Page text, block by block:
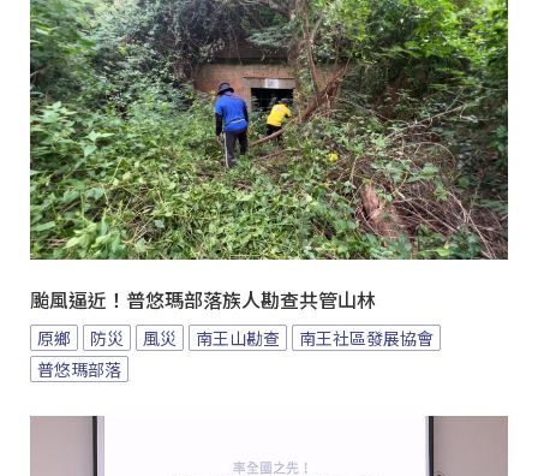
颱風逼近！普悠瑪部落族人勘查共管山林
原鄉 防災 風災 南王山勘查
南王社區發展協會
普悠瑪部落